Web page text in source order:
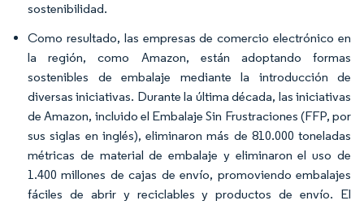
sostenibilidad.
Como resultado, las empresas de comercio electrónico en
la región, como Amazon, están adoptando formas
sostenibles de embalaje mediante la introducción de
diversas iniciativas. Durante la última década, las iniciativas
de Amazon, incluido el Embalaje Sin Frustraciones (FFP, por
sus siglas en inglés), eliminaron más de 810.000 toneladas
métricas de material de embalaje y eliminaron el uso de
1.400 millones de cajas de envío, promoviendo embalajes
fáciles de abrir y reciclables y productos de envío. El